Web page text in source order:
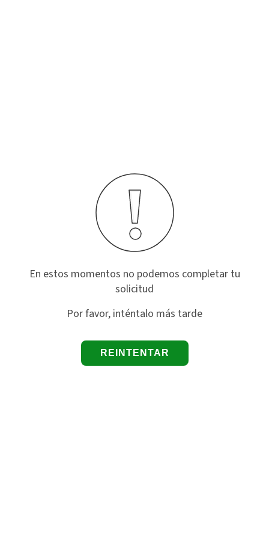
En estos momentos no podemos completar tu
solicitud
Por favor, inténtalo más tarde
REINTENTAR